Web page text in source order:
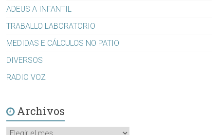
ADEUS A INFANTIL
TRABALLO LABORATORIO
MEDIDAS E CÁLCULOS NO PATIO
DIVERSOS
RADIO VOZ
Archivos
Archivos